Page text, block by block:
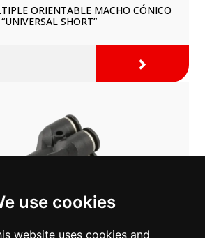
use cookies
website uses cookies and
ORIENTABLE MACHO CÓNICO
“UNIVERSAL SHORT”
>